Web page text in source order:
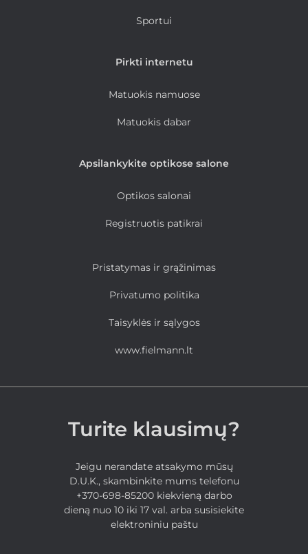
Sportui
Pirkti internetu
Matuokis namuose
Matuokis dabar
Apsilankykite optikose salone
Optikos salonai
Registruotis patikrai
Pristatymas ir grąžinimas
Privatumo politika
Taisyklės ir sąlygos
www.fielmann.lt
Turite klausimų?
Jeigu nerandate atsakymo mūsų
D.U.K., skambinkite mums telefonu
+370-698-85200 kiekvieną darbo
dieną nuo 10 iki 17 val. arba susisiekite
elektroniniu paštu